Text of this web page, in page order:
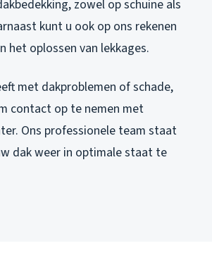
zowel op schuine als
kunt u ook op ons rekenen
het oplossen van lekkages.
met dakproblemen of schade,
contact op te nemen met
Ons professionele team staat
dak weer in optimale staat te